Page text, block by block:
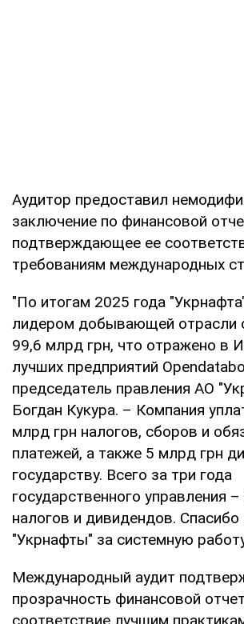
Аудитор предоставил
заключение по финансовой
подтверждающее ее
требованиям международных
"По итогам 2025 года
лидером добывающей отрасли
99,6 млрд грн, что отражено в
лучших предприятий
председатель правления АО
Богдан Кукура. – Компания
млрд грн налогов, сборов и
платежей, а также 5 млрд грн
государству. Всего за три года
государственного управления
налогов и дивидендов.
"Укрнафты" за системную
Международный аудит
прозрачность финансовой
соответствие лучшим